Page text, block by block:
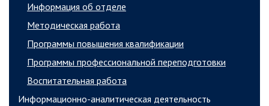
Информация об отделе
Методическая работа
Программы повышения квалификации
Программы профессиональной переподготовки
Воспитательная работа
Информационно-аналитическая деятельность